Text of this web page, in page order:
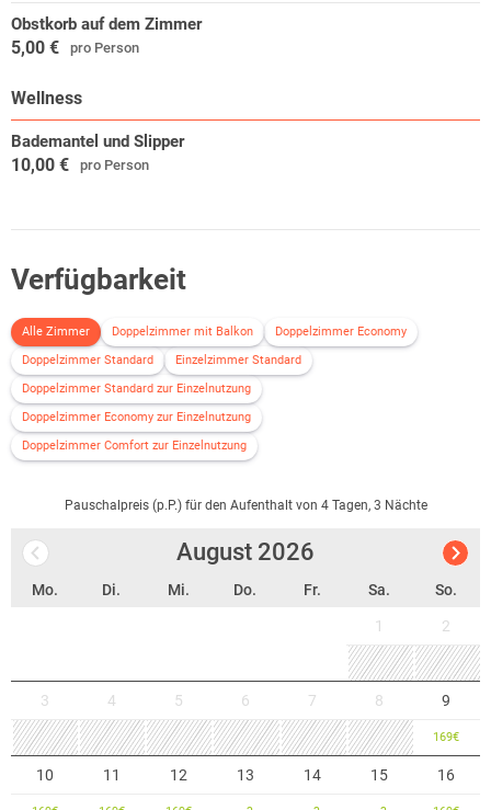
Obstkorb auf dem Zimmer
5,00 € pro Person
Wellness
Bademantel und Slipper
10,00 € pro Person
Verfügbarkeit
Alle Zimmer Doppelzimmer mit Balkon
Doppelzimmer Economy
Doppelzimmer Standard
Einzelzimmer Standard
Doppelzimmer Standard zur Einzelnutzung
Doppelzimmer Economy zur Einzelnutzung
Doppelzimmer Comfort zur Einzelnutzung
Pauschalpreis (p.P.) für den Aufenthalt von 4 Tagen, 3 Nächte
August 2026
Mo. Di. Mi. Do. Fr. Sa. So.
1 2
3 4 5 6 7 8 9
169€
10 11 12 13 14 15 16